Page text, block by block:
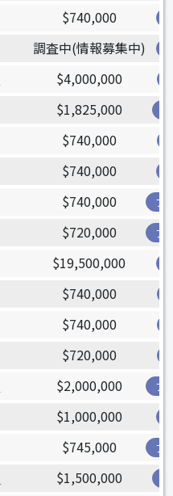
$740,000
調査中(情報募集中)
$4,000,000
$1,825,000
$740,000
$740,000
$740,000 ブ
$720,000 ア
$19,500,000
$740,000
$740,000
$720,000
$2,000,000 ブ
$1,000,000
$745,000 ア
$1,500,000